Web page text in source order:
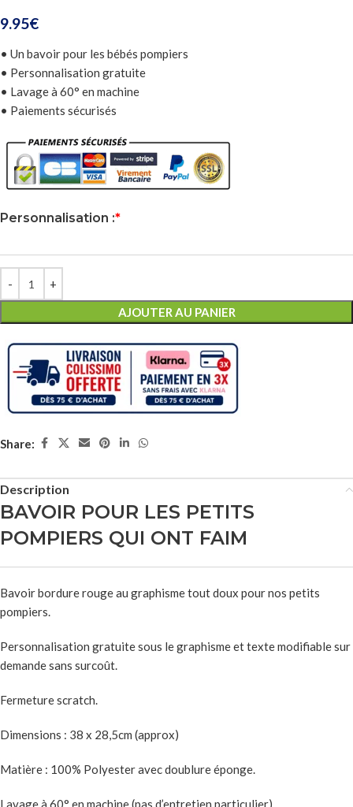
9.95€
• Un bavoir pour les bébés pompiers
• Personnalisation gratuite
• Lavage à 60° en machine
• Paiements sécurisés
*
Personnalisation :
AJOUTER AU PANIER
Share:
Description
BAVOIR POUR LES PETITS
POMPIERS QUI ONT FAIM
Bavoir bordure rouge au graphisme tout doux pour nos petits
pompiers.
Personnalisation gratuite sous le graphisme et texte modifiable sur
demande sans surcoût.
Fermeture scratch.
Dimensions : 38 x 28,5cm (approx)
Matière : 100% Polyester avec doublure éponge.
Lavage à 60° en machine (pas d’entretien particulier)